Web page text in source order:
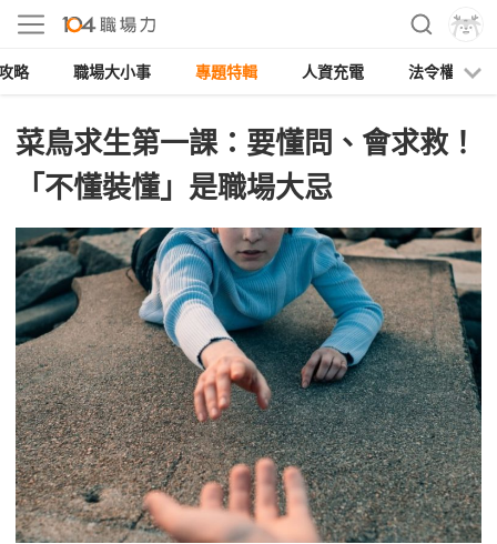
略 職場大小事 專題特輯 人資充電 法令權益
菜鳥求生第一課：要懂問、會求救！
「不懂裝懂」是職場大忌